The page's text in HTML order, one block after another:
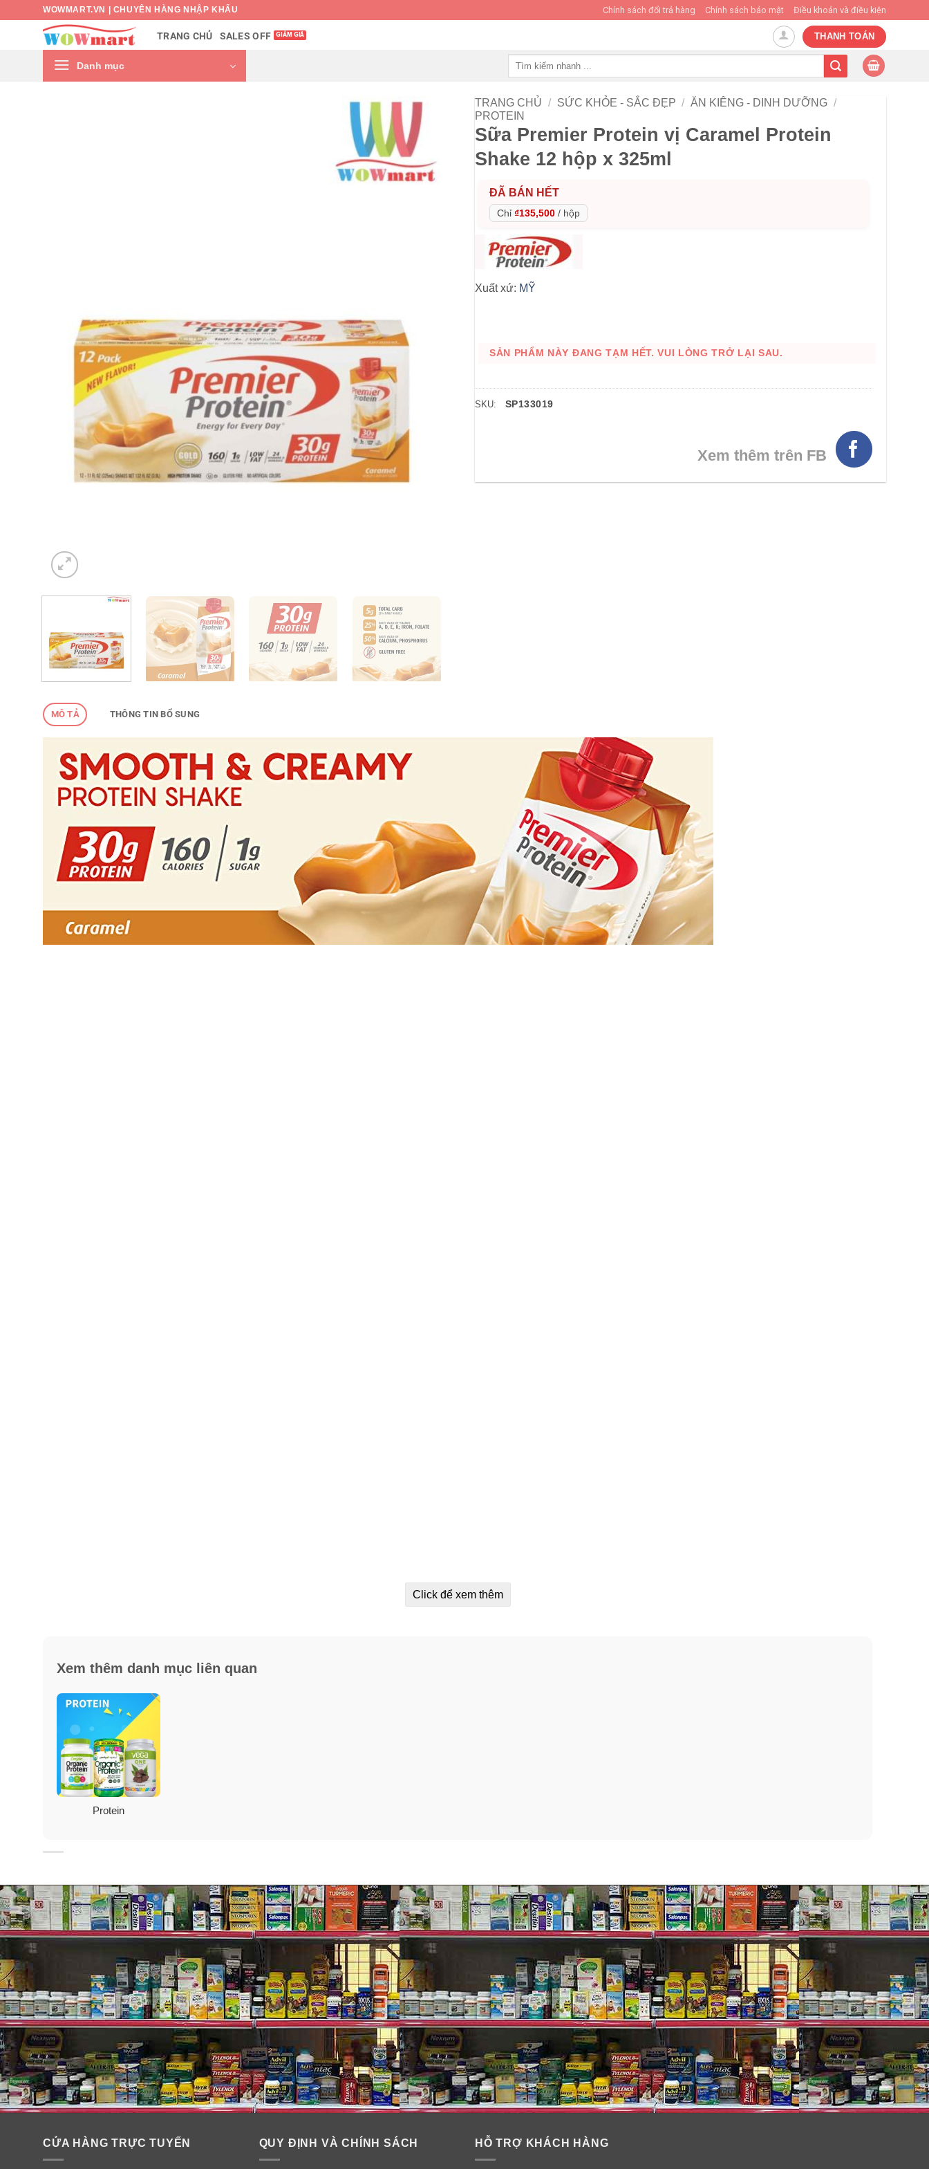
WOWMART.VN | CHUYÊN HÀNG NHẬP KHẨU Chính sách đổi trả hàng Chính sách bảo mật Điều khoản và điều kiện
TRANG CHỦ SALES OFF THANH TOÁN
Danh mục
TRANG CHỦ / SỨC KHỎE - SẮC ĐẸP / ĂN KIÊNG - DINH DƯỠNG /
PROTEIN
Sữa Premier Protein vị Caramel Protein
Shake 12 hộp x 325ml
ĐÃ BÁN HẾT
Chỉ ₫135,500 / hộp
Xuất xứ: MỸ
SẢN PHẨM NÀY ĐANG TẠM HẾT. VUI LÒNG TRỞ LẠI SAU.
SKU: SP133019
Xem thêm trên FB
MÔ TẢ THÔNG TIN BỔ SUNG
Click để xem thêm
Xem thêm danh mục liên quan
Protein
CỬA HÀNG TRỰC TUYẾN QUY ĐỊNH VÀ CHÍNH SÁCH HỖ TRỢ KHÁCH HÀNG